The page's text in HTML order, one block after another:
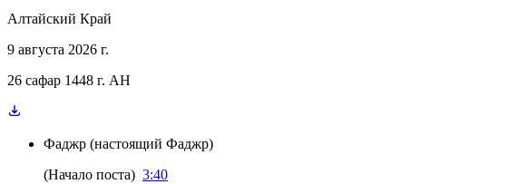
Алтайский Край
9 августа 2026 г.
26 сафар 1448 г. AH
Фаджр (настоящий Фаджр)
(Начало поста) 3:40